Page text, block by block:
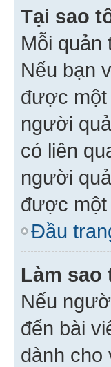
Tại sao
Mỗi quản
Nếu bạn
được một
người
có liên
người
được một
Đầu
Làm
Nếu
đến bài
dành cho